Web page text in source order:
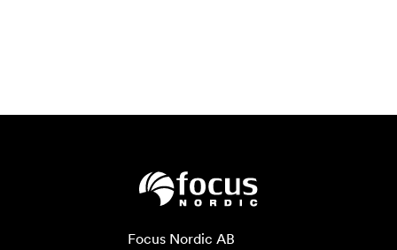
Focus Nordic AB